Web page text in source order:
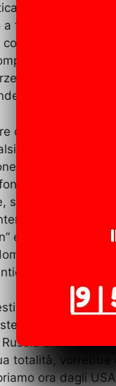
estera, e dello
fondo perduto,
che,
a vantaggio
sulla terra,
con gli
tentativo
in Italia
sulla scia della
materiali,
e “il nuovo
di
ben altre
ostili verso le
aiuti medici
era stato il
totalità,
ora dagli